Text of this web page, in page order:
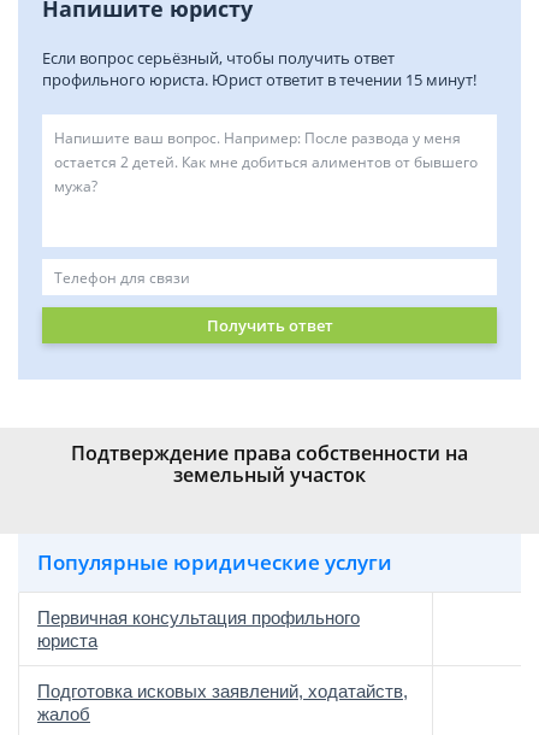
Напишите юристу
Если вопрос серьёзный, чтобы получить ответ
профильного юриста. Юрист ответит в течении 15 минут!
Получить ответ
Подтверждение права собственности на
земельный участок
Популярные юридические услуги
Первичная консультация профильного
юриста
Подготовка исковых заявлений, ходатайств,
жалоб